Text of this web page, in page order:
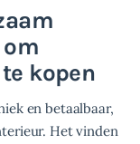
kopen
en betaalbaar,
Het vinden